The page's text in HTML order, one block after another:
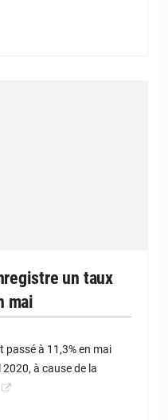
un taux
mai
à 11,3% en mai
à cause de la